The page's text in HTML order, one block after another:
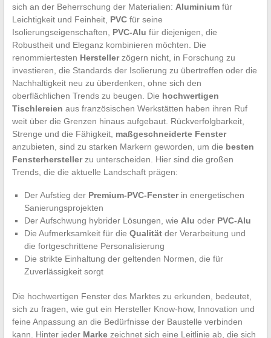
sich an der Beherrschung der Materialien: Aluminiumfür
Leichtigkeit und Feinheit, PVCfür seine
Isolierungseigenschaften, PVC-Alu für diejenigen, die
Robustheit und Eleganz kombinieren möchten. Die
renommiertesten Herstellerzögern nicht, in Forschung zu
investieren, die Standards der Isolierung zu übertreffen oder die
Nachhaltigkeit neu zu überdenken, ohne sich den
oberflächlichen Trends zu beugen. Die hochwertigen
Tischlereien aus französischen Werkstätten haben ihren Ruf
weit über die Grenzen hinaus aufgebaut. Rückverfolgbarkeit,
Strenge und die Fähigkeit, maßgeschneiderte Fenster
anzubieten, sind zu starken Markern geworden, um die besten
Fensterherstellerzu unterscheiden. Hier sind die großen
Trends, die die aktuelle Landschaft prägen:
Der Aufstieg der Premium-PVC-Fensterin energetischen
Sanierungsprojekten
Der Aufschwung hybrider Lösungen, wie Alu oder PVC-Alu
Die Aufmerksamkeit für die Qualitätder Verarbeitung und
die fortgeschrittene Personalisierung
Die strikte Einhaltung der geltenden Normen, die für
Zuverlässigkeit sorgt
Die hochwertigen Fenster des Marktes zu erkunden, bedeutet,
sich zu fragen, wie gut ein Hersteller Know-how, Innovation und
feine Anpassung an die Bedürfnisse der Baustelle verbinden
kann. Hinter jeder Markezeichnet sich eine Leitlinie ab, die sich